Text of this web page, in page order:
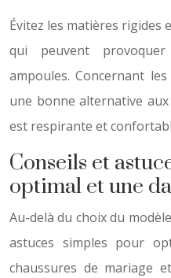
Évitez les matières rigides
qui peuvent
ampoules. Concernant
une bonne alternative
est respirante et
Conseils et
optimal et une
Au-delà du choix du
astuces simples pour
chaussures de mariage